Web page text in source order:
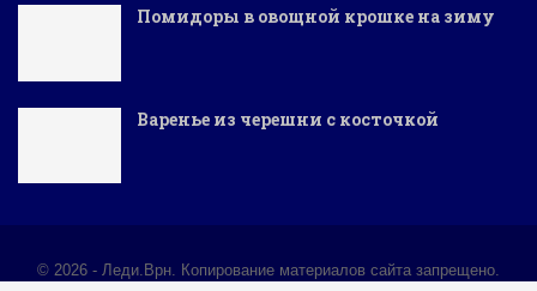
Помидоры в овощной крошке на зиму
Варенье из черешни с косточкой
© 2026 - Леди.Врн. Копирование материалов сайта запрещено.